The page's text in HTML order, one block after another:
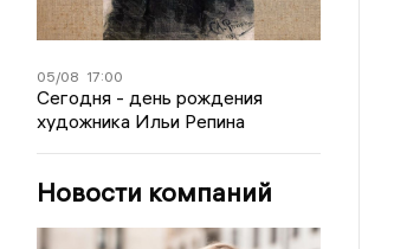
05/08 17:00
Сегодня - день рождения
художника Ильи Репина
Новости компаний